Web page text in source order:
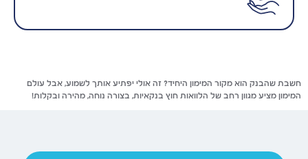
חשבת שהבנק הוא מקור המימון היחיד? זה אולי יפתיע אותך לשמוע, אבל עולם
המימון מציע מגוון רחב של הלוואות חוץ בנקאיות, בצורה נוחה, מהירה ובקלות!